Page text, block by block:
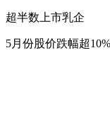
超半数上市乳企
5月份股价跌幅超10%